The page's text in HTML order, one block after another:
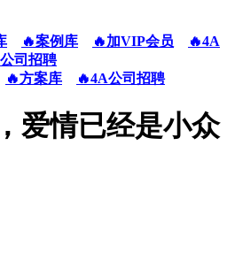
🔥案例库 🔥加VIP会员
🔥4A
公司招聘
🔥方案库 🔥4A公司招聘
爱情已经是小众